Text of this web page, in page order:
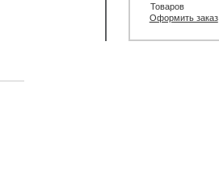
Товаров
Оформить заказ